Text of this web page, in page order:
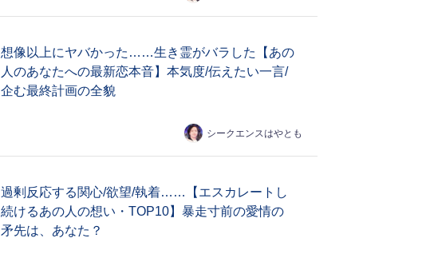
想像以上にヤバかった……生き霊がバラした【あの
人のあなたへの最新恋本音】本気度/伝えたい一言/
企む最終計画の全貌
シークエンスはやとも
過剰反応する関心/欲望/執着……【エスカレートし
続けるあの人の想い・TOP10】暴走寸前の愛情の
矛先は、あなた？